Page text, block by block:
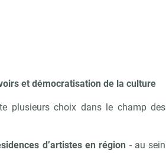
et démocratisation de la culture
plusieurs choix dans le champ des
d’artistes en région - au sein